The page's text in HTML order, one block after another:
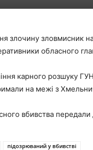
злочину зловмисник
обласного
карного розшуку
на межі з
вбивства
підозрюваний у вбивстві